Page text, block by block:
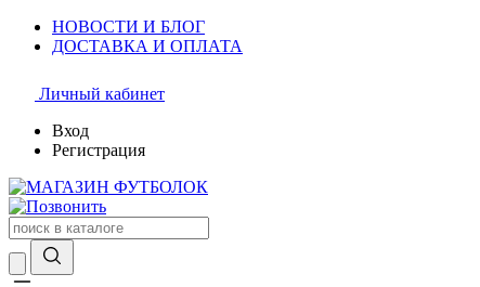
НОВОСТИ И БЛОГ
ДОСТАВКА И ОПЛАТА
Личный кабинет
Вход
Регистрация